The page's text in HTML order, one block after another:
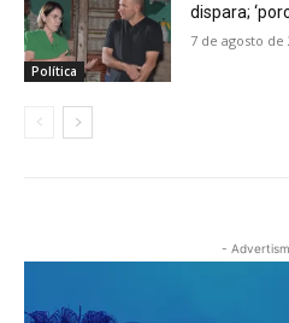
Política
dispara;
7 de agosto de
-